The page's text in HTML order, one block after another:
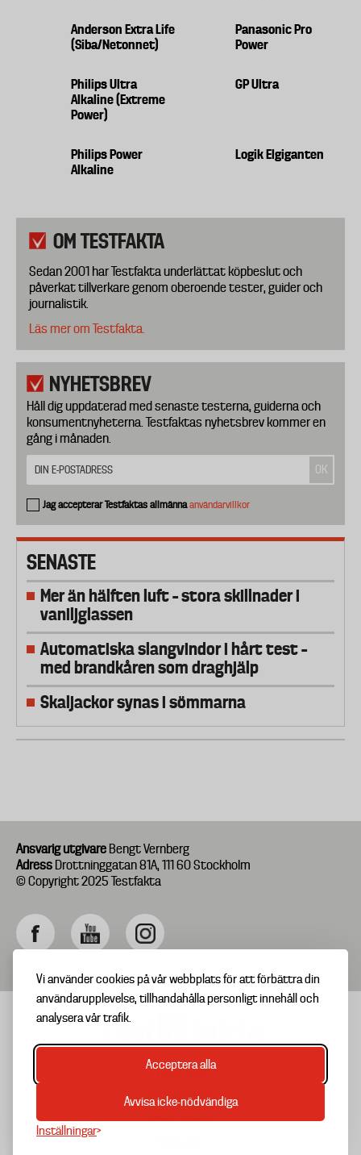
Vi använder cookies på vår webbplats för att förbättra din
användarupplevelse, tillhandahålla personligt innehåll och
analysera vår trafik.
Acceptera alla
Avvisa icke-nödvändiga
Inställningar
Anderson Extra Life
(Siba/Netonnet)
Panasonic Pro
Power
Philips Ultra
Alkaline (Extreme
Power)
GP Ultra
Philips Power
Alkaline
Logik Elgiganten
OM TESTFAKTA
Sedan 2001 har Testfakta underlättat köpbeslut och
påverkat tillverkare genom oberoende tester, guider och
journalistik.
Läs mer om Testfakta.
NYHETSBREV
Håll dig uppdaterad med senaste testerna, guiderna och
konsumentnyheterna. Testfaktas nyhetsbrev kommer en
gång i månaden.
Jag accepterar Testfaktas allmännaanvändarvillkor
SENASTE
Mer än hälften luft – stora skillnader i
vaniljglassen
Automatiska slangvindor i hårt test –
med brandkåren som draghjälp
Skaljackor synas i sömmarna
Ansvarig utgivare Bengt Vernberg
Adress Drottninggatan 81A, 111 60 Stockholm
© Copyright 2025 Testfakta
Footer
menu
TIPSA OSS
OM TESTFAKTA
NYHETSBREV